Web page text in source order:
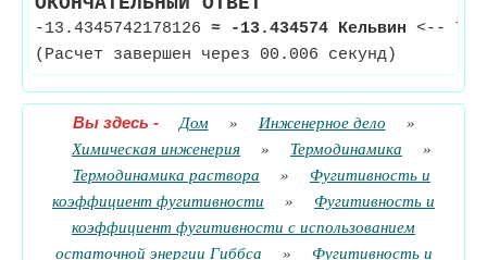
-13.4345742178126 ≈ -13.434574 Кельвин <--
(Расчет завершен через 00.006 секунд)
Вы здесь - Дом » Инженерное дело
»
Химическая инженерия
» Термодинамика
»
Термодинамика раствора
»
Фугитивность и
коэффициент фугитивности
»
Фугитивность и
коэффициент фугитивности с использованием
остаточной энергии Гиббса
» Фугитивность и